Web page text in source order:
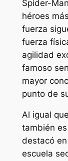
Spider-
héroes
fuerza
fuerza
agilidad
famoso
mayor
punto de
Al igual
también
destacó
escuela